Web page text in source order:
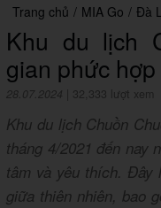
Trang chủ / MIA Go / Đà
Khu du lịch
gian phức
28.07.2024 32,333 lượt xem
Khu du lịch Chuồn
tháng 4/2021 đến nay
tâm và yêu thích. Đây
giữa thiên nhiên, bao